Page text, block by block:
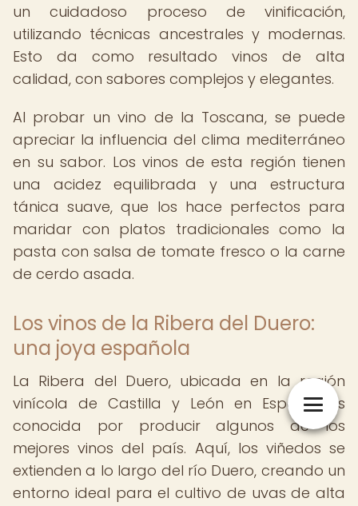
un cuidadoso proceso de vinificación,
utilizando técnicas ancestrales y modernas.
Esto da como resultado vinos de alta
calidad, con sabores complejos y elegantes.
Al probar un vino de la Toscana, se puede
apreciar la influencia del clima mediterráneo
en su sabor. Los vinos de esta región tienen
una acidez equilibrada y una estructura
tánica suave, que los hace perfectos para
maridar con platos tradicionales como la
pasta con salsa de tomate fresco o la carne
de cerdo asada.
Los vinos de la Ribera del Duero:
una joya española
La Ribera del Duero, ubicada en la región
vinícola de Castilla y León en España, es
conocida por producir algunos de los
mejores vinos del país. Aquí, los viñedos se
extienden a lo largo del río Duero, creando un
entorno ideal para el cultivo de uvas de alta